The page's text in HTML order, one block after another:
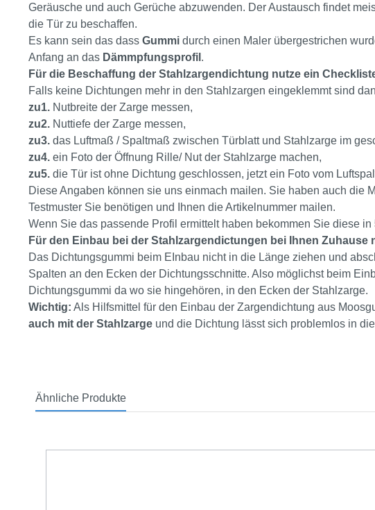
Geräusche und auch Gerüche abzuwenden. Der Austausch findet
die Tür zu beschaffen.
Es kann sein das dass Gummi durch einen Maler übergestrichen
Anfang an das Dämmpfungsprofil .
Für die Beschaffung der Stahlzargendichtung nutze ein
Falls keine Dichtungen mehr in den Stahlzargen eingeklemmt sind
zu1. Nutbreite der Zarge messen,
zu2. Nuttiefe der Zarge messen,
zu3. das Luftmaß / Spaltmaß zwischen Türblatt und Stahlzarge im
zu4. ein Foto der Öffnung Rille/ Nut der Stahlzarge machen,
zu5. die Tür ist ohne Dichtung geschlossen, jetzt ein Foto vom
Diese Angaben können sie uns einmach mailen. Sie haben auch die
Testmuster Sie benötigen und Ihnen die Artikelnummer mailen.
Wenn Sie das passende Profil ermittelt haben bekommen Sie diese in
Für den Einbau bei der Stahlzargendictungen bei Ihnen Zuhause
Das Dichtungsgummi beim EInbau nicht in die Länge ziehen und
Spalten an den Ecken der Dichtungsschnitte. Also möglichst beim
Dichtungsgummi da wo sie hingehören, in den Ecken der Stahlzarge.
Wichtig: Als Hilfsmittel für den Einbau der Zargendichtung aus
auch mit der Stahlzarge und die Dichtung lässt sich problemlos in
Ähnliche Produkte